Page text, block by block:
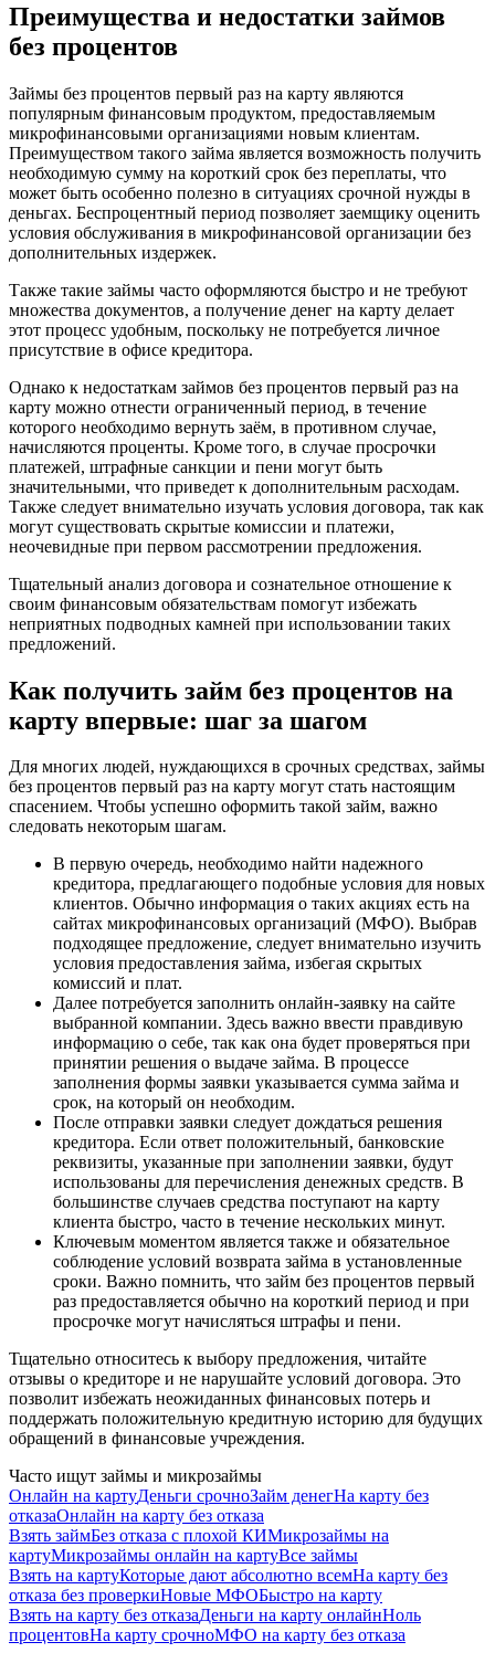
Преимущества и недостатки займов
без процентов
Займы без процентов первый раз на карту являются
популярным финансовым продуктом, предоставляемым
микрофинансовыми организациями новым клиентам.
Преимуществом такого займа является возможность получить
необходимую сумму на короткий срок без переплаты, что
может быть особенно полезно в ситуациях срочной нужды в
деньгах. Беспроцентный период позволяет заемщику оценить
условия обслуживания в микрофинансовой организации без
дополнительных издержек.
Также такие займы часто оформляются быстро и не требуют
множества документов, а получение денег на карту делает
этот процесс удобным, поскольку не потребуется личное
присутствие в офисе кредитора.
Однако к недостаткам займов без процентов первый раз на
карту можно отнести ограниченный период, в течение
которого необходимо вернуть заём, в противном случае,
начисляются проценты. Кроме того, в случае просрочки
платежей, штрафные санкции и пени могут быть
значительными, что приведет к дополнительным расходам.
Также следует внимательно изучать условия договора, так как
могут существовать скрытые комиссии и платежи,
неочевидные при первом рассмотрении предложения.
Тщательный анализ договора и сознательное отношение к
своим финансовым обязательствам помогут избежать
неприятных подводных камней при использовании таких
предложений.
Как получить займ без процентов на
карту впервые: шаг за шагом
Для многих людей, нуждающихся в срочных средствах, займы
без процентов первый раз на карту могут стать настоящим
спасением. Чтобы успешно оформить такой займ, важно
следовать некоторым шагам.
В первую очередь, необходимо найти надежного
кредитора, предлагающего подобные условия для новых
клиентов. Обычно информация о таких акциях есть на
сайтах микрофинансовых организаций (МФО). Выбрав
подходящее предложение, следует внимательно изучить
условия предоставления займа, избегая скрытых
комиссий и плат.
Далее потребуется заполнить онлайн-заявку на сайте
выбранной компании. Здесь важно ввести правдивую
информацию о себе, так как она будет проверяться при
принятии решения о выдаче займа. В процессе
заполнения формы заявки указывается сумма займа и
срок, на который он необходим.
После отправки заявки следует дождаться решения
кредитора. Если ответ положительный, банковские
реквизиты, указанные при заполнении заявки, будут
использованы для перечисления денежных средств. В
большинстве случаев средства поступают на карту
клиента быстро, часто в течение нескольких минут.
Ключевым моментом является также и обязательное
соблюдение условий возврата займа в установленные
сроки. Важно помнить, что займ без процентов первый
раз предоставляется обычно на короткий период и при
просрочке могут начисляться штрафы и пени.
Тщательно относитесь к выбору предложения, читайте
отзывы о кредиторе и не нарушайте условий договора. Это
позволит избежать неожиданных финансовых потерь и
поддержать положительную кредитную историю для будущих
обращений в финансовые учреждения.
Часто ищут займы и микрозаймы
Онлайн на картуДеньги срочноЗайм денегНа карту без
отказаОнлайн на карту без отказа
Взять займБез отказа с плохой КИМикрозаймы на
картуМикрозаймы онлайн на картуВсе займы
Взять на картуКоторые дают абсолютно всемНа карту без
отказа без проверкиНовые МФОБыстро на карту
Взять на карту без отказаДеньги на карту онлайнНоль
процентовНа карту срочноМФО на карту без отказа